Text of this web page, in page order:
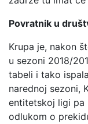
Povratnik u
Krupa je, nakon
u sezoni 2018/
tabeli i tako
narednoj sezoni,
entitetskoj ligi pa
odlukom o